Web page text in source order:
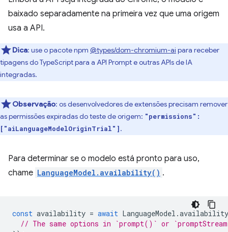
baixado separadamente na primeira vez que uma origem
usa a API.
Dica: use o pacote npm @types/dom-chromium-ai para receber
tipagens do TypeScript para a API Prompt e outras APIs de IA
integradas.
Observação: os desenvolvedores de extensões precisam remover
as permissões expiradas do teste de origem: "permissions":
["aiLanguageModelOriginTrial"].
Para determinar se o modelo está pronto para uso,
chame LanguageModel.availability() .
const availability = await LanguageModel .availability
// The same options in `prompt()` or